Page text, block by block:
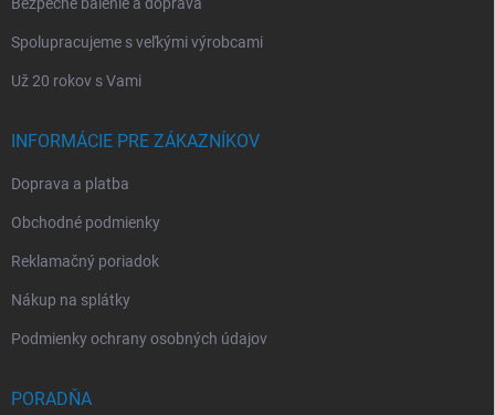
Bezpečné balenie a doprava
Spolupracujeme s veľkými výrobcami
Už 20 rokov s Vami
INFORMÁCIE PRE ZÁKAZNÍKOV
Doprava a platba
Obchodné podmienky
Reklamačný poriadok
Nákup na splátky
Podmienky ochrany osobných údajov
PORADŇA